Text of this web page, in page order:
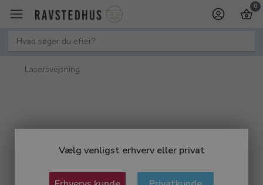
Vælg venligst erhverv eller privat
0
Lasersvejsning